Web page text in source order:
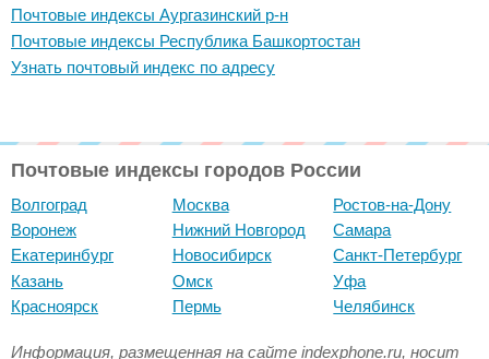
Почтовые индексы Аургазинский р-н
Почтовые индексы Республика Башкортостан
Узнать почтовый индекс по адресу
Почтовые индексы городов России
Волгоград
Воронеж
Екатеринбург
Казань
Красноярск
Москва
Нижний Новгород
Новосибирск
Омск
Пермь
Ростов-на-Дону
Самара
Санкт-Петербург
Уфа
Челябинск
Информация, размещенная на сайте indexphone.ru, носит